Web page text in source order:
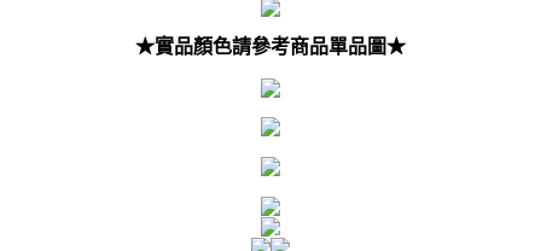
★實品顏色請參考商品單品圖★